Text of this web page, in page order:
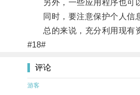
另外，一些应用程序也可以
同时，要注意保护个人信息
总的来说，充分利用现有资
#18#
评论
游客